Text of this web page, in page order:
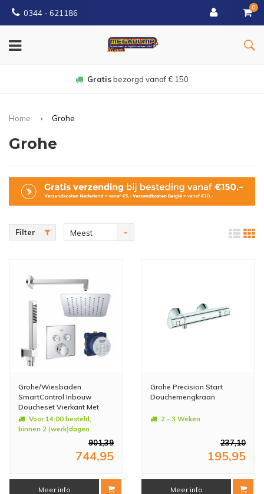
0344 - 621186
0
Gratisbezorgd vanaf € 150
Home Grohe
Grohe
Filter
Meest
Grohe/Wiesbaden
SmartControl Inbouw
Doucheset Vierkant Met
Hoofddouche 20cm en
Handdouche Compleet
Voor 14:00 besteld,
binnen 2 (werk)dagen
901,39
744,95
Meer info
Grohe Precision Start
Douchemengkraan
2 - 3 Weken
237,10
195,95
Meer info